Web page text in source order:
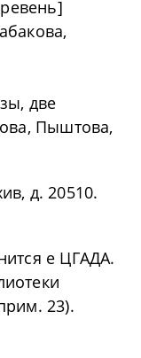
две
Пыштова,
д. 20510.
е ЦГАДА.
23).